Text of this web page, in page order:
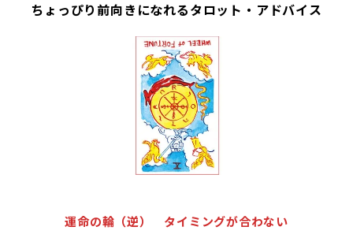
ちょっぴり前向きになれるタロット・アドバイス
運命の輪（逆） タイミングが合わない